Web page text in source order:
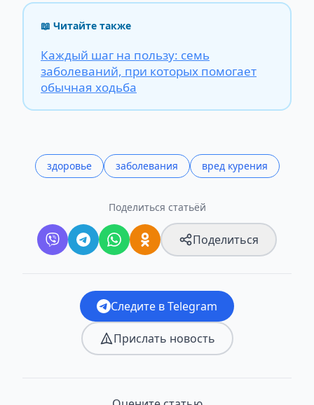
📖 Читайте также
Каждый шаг на пользу: семь
заболеваний, при которых помогает
обычная ходьба
здоровье заболевания вред курения
Поделиться статьёй
Поделиться
Следите в Telegram
Прислать новость